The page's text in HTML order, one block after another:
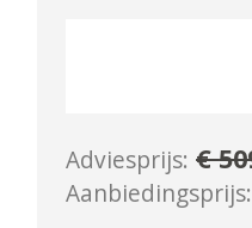
Adviesprijs: €
Aanbiedingsprijs: